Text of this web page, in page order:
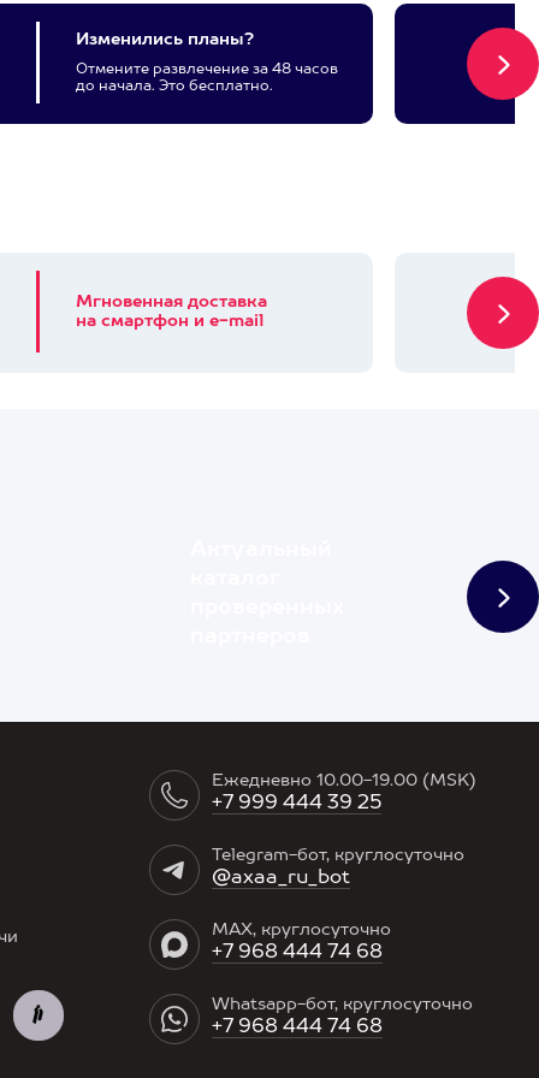
Изменились планы?
Отмените развлечение за 48 часов
до начала. Это бесплатно.
Мгновенная доставка
на смартфон и e-mail
Ежедневно 10.00-19.00 (MSK)
+7 999 444 39 25
Telegram-бот, круглосуточно
@axaa_ru_bot
MAX, круглосуточно
+7 968 444 74 68
Whatsapp-бот, круглосуточно
+7 968 444 74 68